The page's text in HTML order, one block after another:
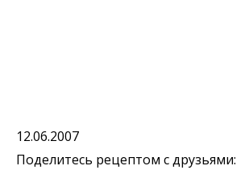
12.06.2007
Поделитесь рецептом с друзьями: